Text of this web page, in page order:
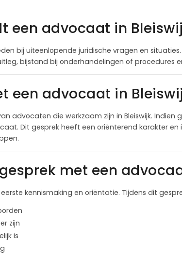
een advocaat in
bij uiteenlopende juridische vragen en
bijstand bij onderhandelingen of procedures
een advocaat in
advocaten die werkzaam zijn in Bleiswijk.
Dit gesprek heeft een oriënterend karakter en
met een
kennismaking en oriëntatie. Tijdens dit
zijn
is